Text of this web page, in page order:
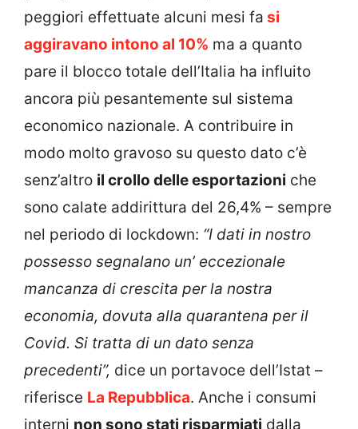
peggiori effettuate alcuni mesi fa si
aggiravano intono al 10% ma a quanto
pare il blocco totale dell’Italia ha influito
ancora più pesantemente sul sistema
economico nazionale. A contribuire in
modo molto gravoso su questo dato c’è
senz’altro il crollo delle esportazioni che
sono calate addirittura del 26,4% – sempre
nel periodo di lockdown: “I dati in nostro
possesso segnalano un’ eccezionale
mancanza di crescita per la nostra
economia, dovuta alla quarantena per il
Covid. Si tratta di un dato senza
precedenti”, dice un portavoce dell’Istat –
riferisce La Repubblica. Anche i consumi
interni non sono stati risparmiati dalla